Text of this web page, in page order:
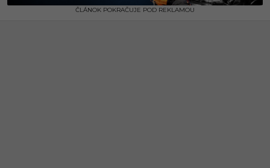
ČLÁNOK POKRAČUJE POD REKLAMOU